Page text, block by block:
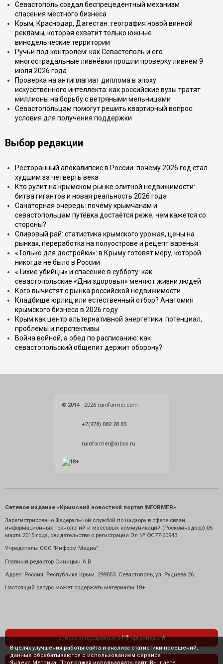
Севастополь создал беспрецедентный механизм
спасения местного бизнеса
Крым, Краснодар, Дагестан: география новой винной
рекламы, которая охватит только южные
винодельческие территории
Ручьи под контролем: как Севастополь и его
многострадальные ливнёвки прошли проверку ливнем 9
июля 2026 года
Проверка на антиплагиат диплома в эпоху
искусственного интеллекта: как российские вузы тратят
миллионы на борьбу с ветряными мельницами
Севастопольцам помогут решить квартирный вопрос:
условия для получения поддержки
Выбор редакции
Ресторанный апокалипсис в России: почему 2026 год стал
худшим за четверть века
Кто рулит на крымском рынке элитной недвижимости:
битва гигантов и новая реальность 2026 года
Санаторная очередь: почему крымчанам и
севастопольцам путёвка достаётся реже, чем кажется со
стороны?
Сливовый рай: статистика крымского урожая, цены на
рынках, переработка на полуострове и рецепт варенья
«Только для достройки»: в Крыму готовят меру, которой
никогда не было в России
«Тихие убийцы» и спасение в субботу: как
севастопольские «Дни здоровья» меняют жизни людей
Кого вычистят с рынка российской недвижимости
Кладбище юрлиц или естественный отбор? Анатомия
крымского бизнеса в 2026 году
Крым как центр альтернативной энергетики: потенциал,
проблемы и перспективы
Война войной, а обед по расписанию: как
севастопольский общепит держит оборону?
© 2014 - 2026 ruinformer.com
+7(978) 082 28 83
ruinformer@inbox.ru
Сетевое издание «Крымский новостной портал INFORMER»
Зарегистрировано Федеральной службой по надзору в сфере связи,
информационных технологий и массовых коммуникаций (Роскомнадзор) 05
марта 2015 года, свидетельство о регистрации Эл № ФС77-60943.
Учредитель: ООО "Информ Медиа"
Главный редактор Синицын А.В.
Адрес: Россия. Республика Крым. 299053. Севастополь, ул. Руднева 26.
Настоящий ресурс может содержать материалы 18+
список запрещенных в РФ организаций
В целях улучшения работы сайта и анализа статистики посещений,
данные обрабатываются с использованием сервиса
Яндекс.Метрика. Продолжая использовать сайт, Вы даете